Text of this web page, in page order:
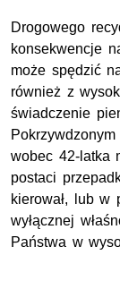
Drogowego
konsekwencje
może spędzić
również z
świadczenie
wobec 42-latka
postaci
kierował, lub w
wyłącznej
Państwa w